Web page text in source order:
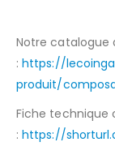
Notre catalogue
:https://
produit/
Fiche
:https://